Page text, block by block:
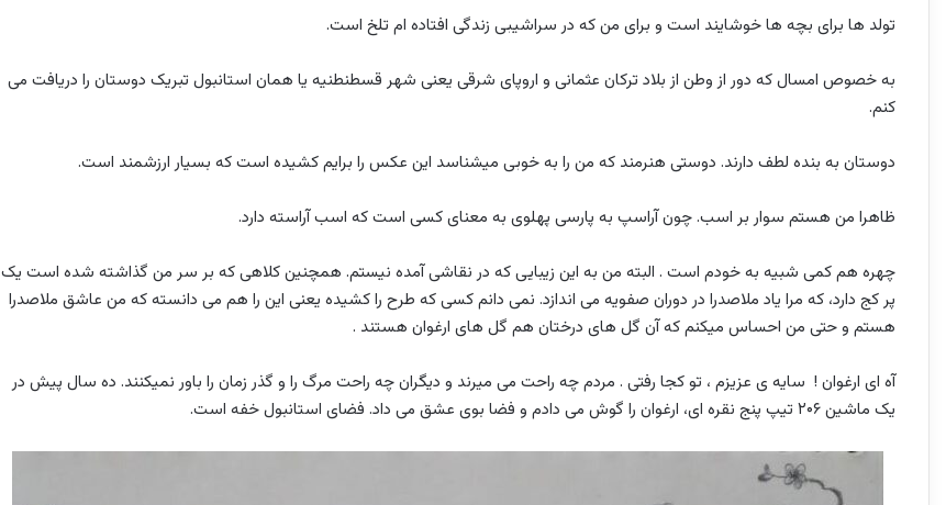
تولد ها برای بچه ها خوشایند است و برای من که در سراشیبی زندگی افتاده ام تلخ است.
به خصوص امسال که دور از وطن از بلاد ترکان عثمانی و اروپای شرقی یعنی شهر قسطنطنیه یا همان استانبول تبریک دوستان را دریافت می
کنم.
دوستان به بنده لطف دارند. دوستی هنرمند که من را به خوبی میشناسد این عکس را برایم کشیده است که بسیار ارزشمند است.
ظاهرا من هستم سوار بر اسب. چون آراسپ به پارسی پهلوی به معنای کسی است که اسب آراسته دارد.
چهره هم کمی شبیه به خودم است . البته من به این زیبایی که در نقاشی آمده نیستم. همچنین کلاهی که بر سر من گذاشته شده است یک
پر کج دارد، که مرا یاد ملاصدرا در دوران صفویه می اندازد. نمی دانم کسی که طرح را کشیده یعنی این را هم می دانسته که من عاشق ملاصدرا
هستم و حتی من احساس میکنم که آن گل های درختان هم گل های ارغوان هستند .
آه ای ارغوان ! سایه ی عزیزم ، تو کجا رفتی . مردم چه راحت می میرند و دیگران چه راحت مرگ را و گذر زمان را باور نمیکنند. ده سال پیش در
یک ماشین ۲۰۶ تیپ پنج نقره ای، ارغوان را گوش می دادم و فضا بوی عشق می داد. فضای استانبول خفه است.